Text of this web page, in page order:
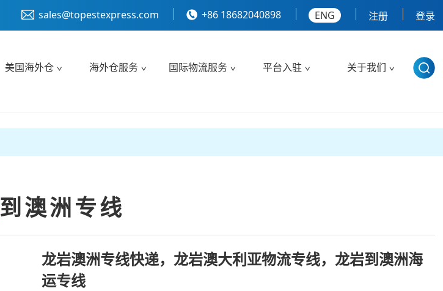
sales@topestexpress.com +86 18682040898 ENG 注册 登录
美国海外仓 海外仓服务 国际物流服务 平台入驻 关于我们
到澳洲专线
龙岩澳洲专线快递，龙岩澳大利亚物流专线，龙岩到澳洲海
运专线